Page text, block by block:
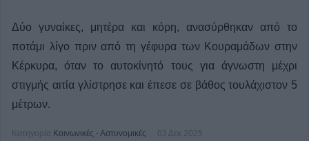
Δύο γυναίκες, μητέρα και κόρη, ανασύρθηκαν από το
ποτάμι λίγο πριν από τη γέφυρα των Κουραμάδων στην
Κέρκυρα, όταν το αυτοκίνητό τους για άγνωστη μέχρι
στιγμής αιτία γλίστρησε και έπεσε σε βάθος τουλάχιστον 5
μέτρων.
Κατηγορία Κοινωνικές - Αστυνομικές 03 Δεκ 2025